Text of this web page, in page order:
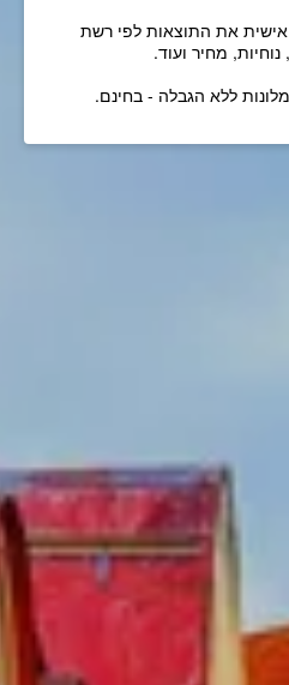
את התוצאות לפי רשת
נוחיות, מחיר ועוד.
ללא הגבלה - בחינם.